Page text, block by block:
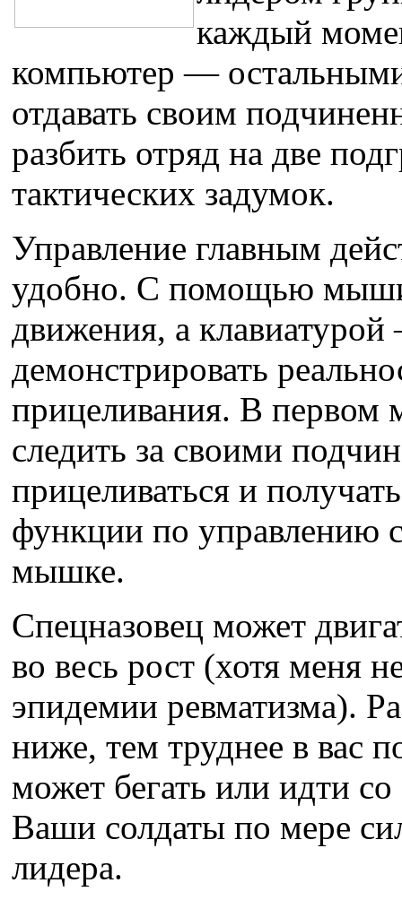
каждый
компьютер —
отдавать своим
разбить отряд на две
тактических задумок.
Управление главным
удобно. С помощью мыши
движения, а
демонстрировать
прицеливания. В первом
следить за своими
прицеливаться и
функции по управлению
мышке.
Спецназовец может
во весь рост (хотя меня
эпидемии ревматизма).
ниже, тем труднее в вас
может бегать или идти
Ваши солдаты по мере
лидера.